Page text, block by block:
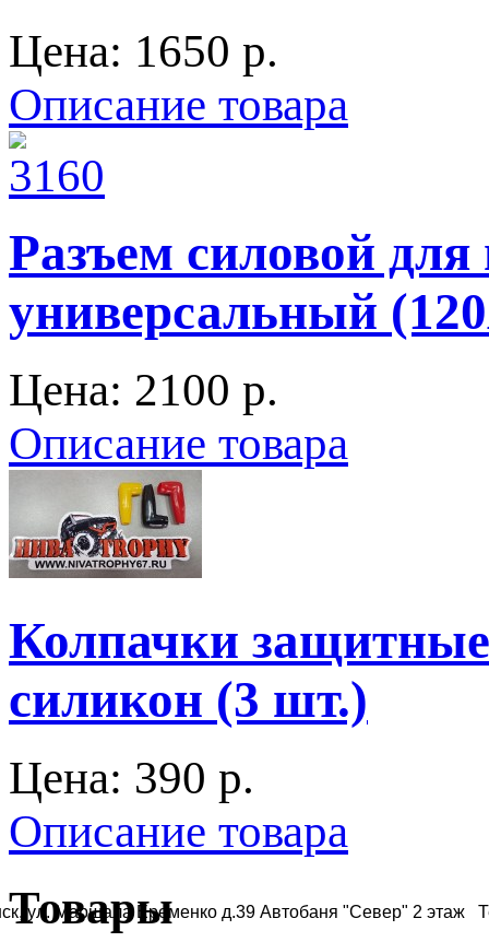
ул. Маршала Еременко д.39 Автобаня "Север" 2 этаж
Цена: 1650 p.
Описание товара
Разъем силовой для
универсальный
Цена: 2100 p.
Описание товара
Колпачки
силикон (3 шт.)
Цена: 390 p.
Описание товара
Товары